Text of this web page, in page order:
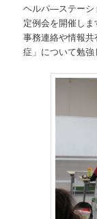
ヘルパ―ステーシ
定例会を開催しま
事務連絡や情報
症」について勉強